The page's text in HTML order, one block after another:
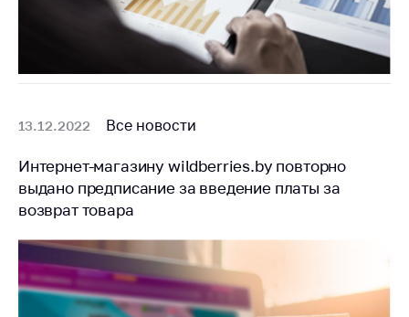
13.12.2022 Все новости
Интернет-магазину wildberries.by повторно
выдано предписание за введение платы за
возврат товара